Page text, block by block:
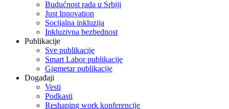
Budućnost rada u Srbiji
Just Innovation
Socijalna inkluzija
Inkluzivna bezbednost
Publikacije
Sve publikacije
Smart Labor publikacije
Gigmetar publikacije
Događaji
Vesti
Podkasti
Reshaping work konferencije